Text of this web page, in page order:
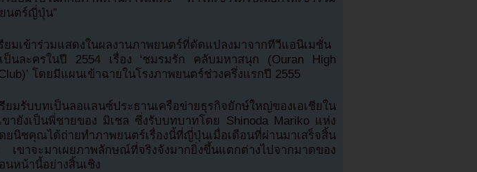
นตร์ญี่ปุ่น”
มเข้าร่วมแสดงในผลงานภาพยนตร์ที่ดัดแปลงมาจากทีวีแอนิเมชั่น
ป็นละครในปี 2554 เรื่อง ‘ชมรมรัก คลับมหาสนุก (Ouran High
โดยมีแผนเข้าฉายในโรงภาพยนตร์ช่วงครึ่งแรกปี 2555
บบทเป็นลอแลนซ์ประธานเครือข่ายธุรกิจยักษ์ใหญ่ของเอเชียใน
ขายังเป็นพี่ชายของ มิเชล ซึ่งรับบทบาทโดย Shinoda Mariko แห่ง
ชคุณได้ถ่ายทำภาพยนตร์เรื่องนี้ที่ญี่ปุ่นเมื่อเดือนที่ผ่านมาเสร็จสิ้น
เขาจะมาเผยภาพลักษณ์ที่จริงจังมากยิ่งขึ้นแตกต่างไปจากมาดของ
นหน้านี้อย่างสิ้นเชิง